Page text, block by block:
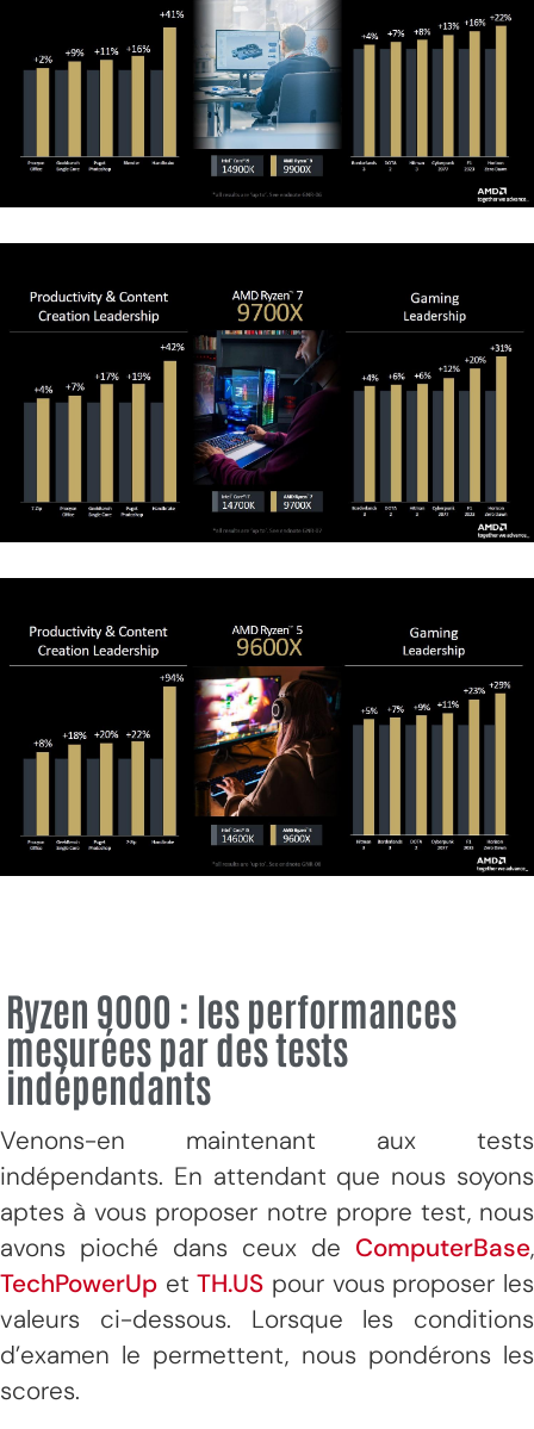
Ryzen 9000 : les performances
mesurées par des tests
indépendants
Venons-en maintenant aux tests
indépendants. En attendant que nous soyons
aptes à vous proposer notre propre test, nous
avons pioché dans ceux de ComputerBase,
TechPowerUp etTH.US pour vous proposer les
valeurs ci-dessous. Lorsque les conditions
d’examen le permettent, nous pondérons les
scores.